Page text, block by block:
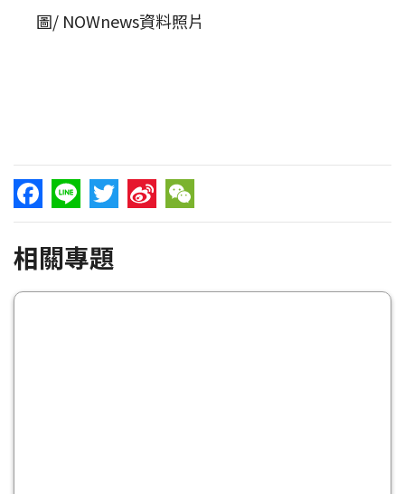
圖/ NOWnews資料照片
Facebook
Line TwitterSina WeChat
相關專題